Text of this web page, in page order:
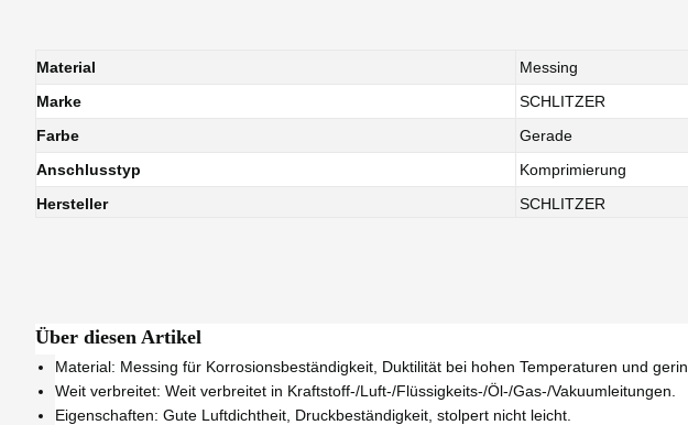
Material
Messing
Marke
SCHLITZER
Farbe
Gerade
Anschlusstyp
Komprimierung
Hersteller
SCHLITZER
Über diesen Artikel
Material: Messing für Korrosionsbeständigkeit, Duktilität bei hohen Temperaturen und
Weit verbreitet: Weit verbreitet in Kraftstoff-/Luft-/Flüssigkeits-/Öl-/Gas-/Vakuumleitungen.
Eigenschaften: Gute Luftdichtheit, Druckbeständigkeit, stolpert nicht leicht.